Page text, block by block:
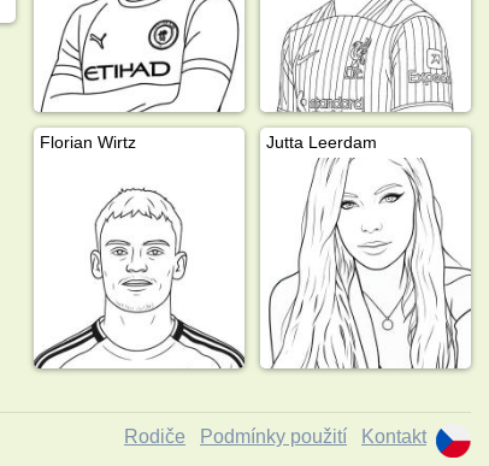
Florian Wirtz Jutta Leerdam
Rodiče Podmínky použití Kontakt